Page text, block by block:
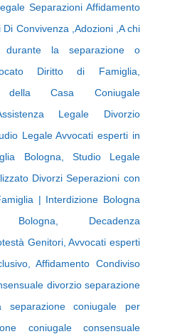
Separazioni Affidamento
Di Convivenza ,Adozioni ,A chi
la separazione o
Diritto di Famiglia,
della Casa Coniugale
Legale Divorzio
Legale Avvocati esperti in
Bologna, Studio Legale
Divorzi Seperazioni con
| Interdizione Bologna
Bologna, Decadenza
Genitori, Avvocati esperti
Affidamento Condiviso
divorzio separazione
separazione coniugale per
coniugale consensuale